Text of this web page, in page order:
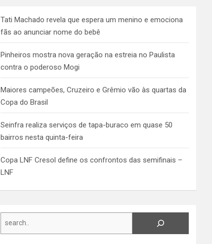
Tati Machado revela que espera um menino e emociona
fãs ao anunciar nome do bebê
Pinheiros mostra nova geração na estreia no Paulista
contra o poderoso Mogi
Maiores campeões, Cruzeiro e Grêmio vão às quartas da
Copa do Brasil
Seinfra realiza serviços de tapa-buraco em quase 50
bairros nesta quinta-feira
Copa LNF Cresol define os confrontos das semifinais –
LNF
Search